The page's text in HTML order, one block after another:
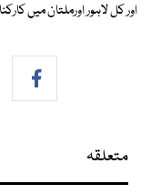
اور کل لاہور اورملتان میں
متعلقہ